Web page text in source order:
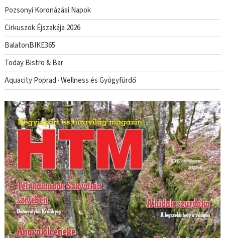
Pozsonyi Koronázási Napok
Cirkuszok Éjszakája 2026
BalatonBIKE365
Today Bistro & Bar
Aquacity Poprad · Wellness és Gyógyfürdő